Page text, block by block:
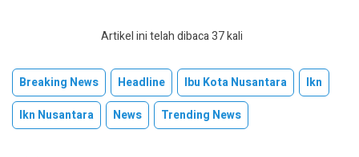
Artikel ini telah dibaca 37 kali
Breaking News Headline Ibu Kota Nusantara
Ikn
Ikn Nusantara
News Trending News